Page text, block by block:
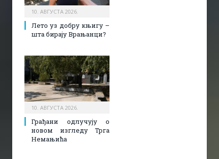
10. АВГУСТА 2026.
Лето уз добру књигу –
шта бирају Врањанци?
10. АВГУСТА 2026.
Грађани одлучују о
новом изгледу Трга
Немањића